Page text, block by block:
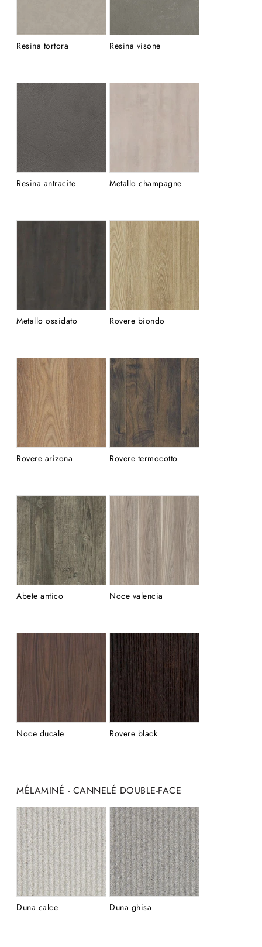
Resina tortora Resina visone
Resina antracite Metallo champagne
Metallo ossidato Rovere biondo
Rovere arizona Rovere termocotto
Abete antico Noce valencia
Noce ducale Rovere black
MÉLAMINÉ - CANNELÉ DOUBLE-FACE
Duna calce Duna ghisa